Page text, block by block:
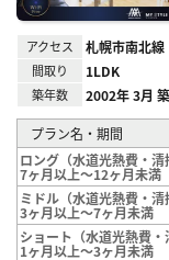
アクセス 札幌市南北
間取り 1LDK
築年数 2002年 3月 築
プラン名・期間
ロング（水道光熱費・清
7ヶ月以上～12ヶ月未満
ミドル（水道光熱費・清
3ヶ月以上～7ヶ月未満
ショート（水道光熱費・
1ヶ月以上～3ヶ月未満